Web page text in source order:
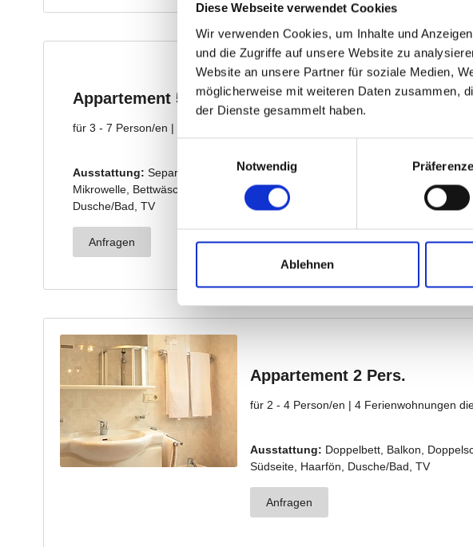
Diese Webseite verwendet Cookies
Wir verwenden Cookies, um Inhalte und
und die Zugriffe auf unsere Website zu
Website an unsere Partner für soziale Medien,
möglicherweise mit weiteren Daten zusammen,
der Dienste gesammelt haben.
Notwendig
Ablehnen